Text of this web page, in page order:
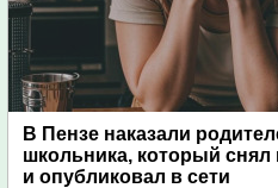
В Пензе наказали
школьника, который
и опубликовал в сети